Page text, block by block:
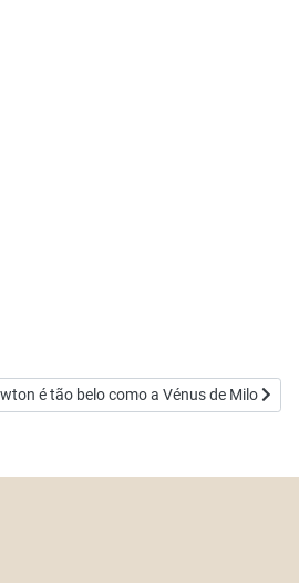
binómio de Newton é tão belo como a
é tão belo como a Vénus de Milo